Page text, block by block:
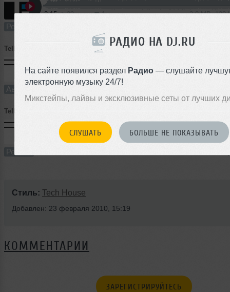
РАДИО НА DJ.RU
На сайте появился раздел Радио — слушайте
электронную музыку 24/7!
Микстейпы, лайвы и эксклюзивные сеты от лучших
СЛУШАТЬ БОЛЬШЕ НЕ ПОКАЗЫВАТЬ
3:15 29 раз 1 3.0 MB, 128
Ремикс
Tellur Tellur - riddle song (original mix)
6.4 MB,
Авторский трек В плейлист
Tellur
5.8 MB,
Ремикс
Стиль: Tech House
Добавлен: 23 февраля 2010, 15:19
КОММЕНТАРИИ
ЗАРЕГИСТРИРУЙТЕСЬ